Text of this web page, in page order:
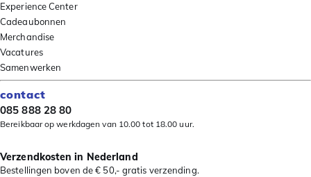
Experience Center
Cadeaubonnen
Merchandise
Vacatures
Samenwerken
contact
085 888 28 80
Bereikbaar op werkdagen van 10.00 tot 18.00 uur.
Verzendkosten in Nederland
Bestellingen boven de € 50,- gratis verzending.